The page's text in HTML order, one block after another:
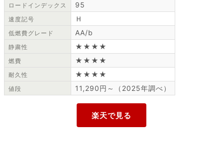
ロードインデックス 95
速度記号 Ｈ
低燃費グレード AA/b
静粛性 ★★★★
燃費 ★★★★
耐久性 ★★★★
値段 11,290円～（2025年調べ）